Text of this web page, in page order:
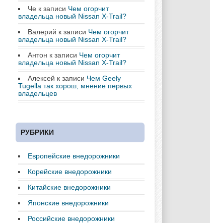
Че к записи Чем огорчит
владельца новый Nissan X-Trail?
Валерий к записи Чем огорчит
владельца новый Nissan X-Trail?
Антон к записи Чем огорчит
владельца новый Nissan X-Trail?
Алексей к записи Чем Geely
Tugella так хорош, мнение первых
владельцев
РУБРИКИ
Европейские внедорожники
Корейские внедорожники
Китайские внедорожники
Японские внедорожники
Российские внедорожники